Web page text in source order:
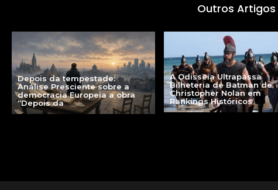
Outros Artigos
Depois da tempestade:
Análise Presciente sobre a
democracia Europeia a obra
“Depois da
A Odisseia Ultrapassa
Bilheteria de Batman de
Christopher Nolan em
Rankings Históricos